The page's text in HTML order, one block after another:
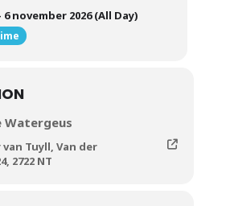
21:30
Praktijk
21:30
6 november 2026 (All Day)
Watergeus
Tuyll, Van der
2722 NT